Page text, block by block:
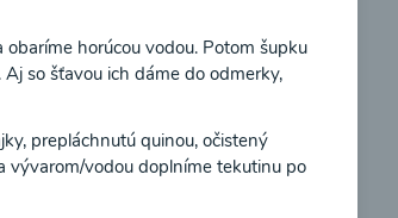
Brokolicové cappuccino
horúcou vodou. Potom šupku
so šťavou ich dáme do odmerky,
prepláchnutú quinou, očistený
vývarom/vodou doplníme tekutinu po
Súhlasím